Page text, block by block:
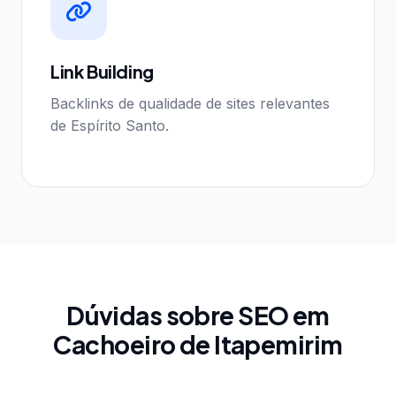
Link Building
Backlinks de qualidade de sites relevantes
de Espírito Santo.
Dúvidas sobre SEO em
Cachoeiro de Itapemirim